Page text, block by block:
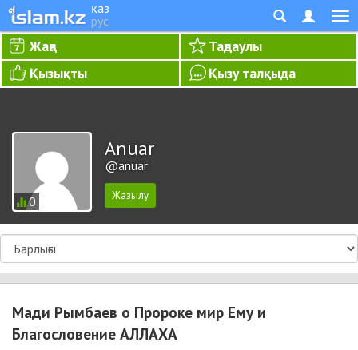
қаз
рус
Жаңа
Таңдаулы
Қызықты
Қызу талқыда
0
Anuar
@anuar
Мади Рымбаев о Пророке мир Ему и
Благословение АЛЛАХА